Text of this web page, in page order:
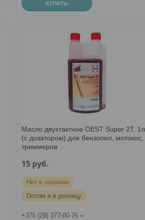
КУПИТЬ
Масло двухтактное OEST Super 2T, 1л
(с дозатором) для бензопил, мотокос,
триммеров
15 руб.
Нет в наличии
Оптом и в розницу
+375 (29) 377-00-76